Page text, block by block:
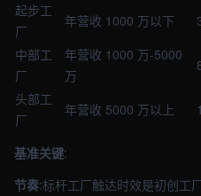
起步工
厂
年营收 1000 万以下
中部工
厂
年营收 1000 万-5000
万
头部工
厂
年营收 5000 万以上
基准关键:
节奏:标杆工厂触达时效是初创工